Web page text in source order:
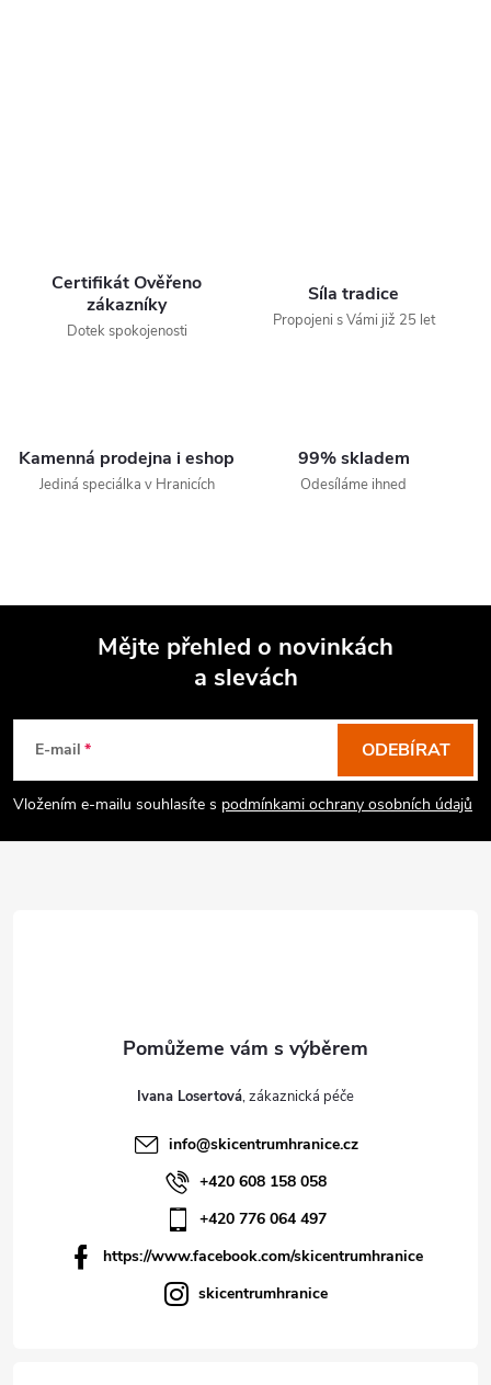
Certifikát Ověřeno
zákazníky
Dotek spokojenosti
Síla tradice
Propojeni s Vámi již 25 let
Kamenná prodejna i eshop
Jediná speciálka v Hranicích
99% skladem
Odesíláme ihned
Mějte přehled o novinkách
a slevách
E-mail
Vložením e-mailu souhlasíte s podmínkami ochrany osobních údajů
ODEBÍRAT
Ivana Losertová
info@skicentrumhranice.cz
+420 608 158 058
+420 776 064 497
https://www.facebook.com/skicentrumhranice
skicentrumhranice